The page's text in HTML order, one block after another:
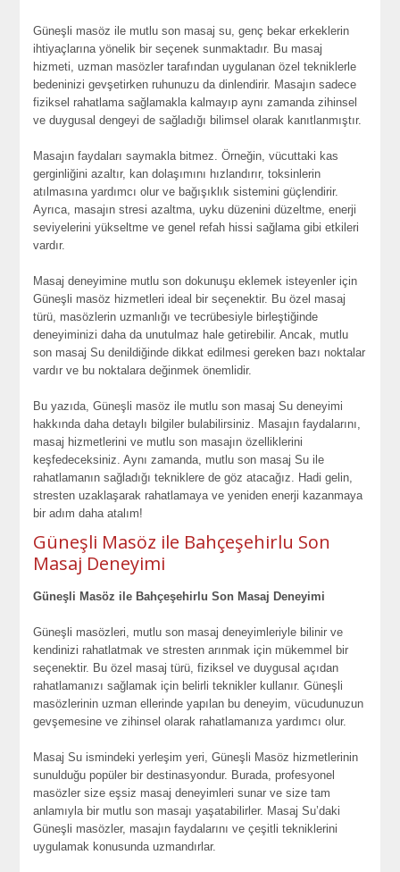
Güneşli masöz ile mutlu son masaj su, genç bekar erkeklerin
ihtiyaçlarına yönelik bir seçenek sunmaktadır. Bu masaj
hizmeti, uzman masözler tarafından uygulanan özel tekniklerle
bedeninizi gevşetirken ruhunuzu da dinlendirir. Masajın sadece
fiziksel rahatlama sağlamakla kalmayıp aynı zamanda zihinsel
ve duygusal dengeyi de sağladığı bilimsel olarak kanıtlanmıştır.
Masajın faydaları saymakla bitmez. Örneğin, vücuttaki kas
gerginliğini azaltır, kan dolaşımını hızlandırır, toksinlerin
atılmasına yardımcı olur ve bağışıklık sistemini güçlendirir.
Ayrıca, masajın stresi azaltma, uyku düzenini düzeltme, enerji
seviyelerini yükseltme ve genel refah hissi sağlama gibi etkileri
vardır.
Masaj deneyimine mutlu son dokunuşu eklemek isteyenler için
Güneşli masöz hizmetleri ideal bir seçenektir. Bu özel masaj
türü, masözlerin uzmanlığı ve tecrübesiyle birleştiğinde
deneyiminizi daha da unutulmaz hale getirebilir. Ancak, mutlu
son masaj Su denildiğinde dikkat edilmesi gereken bazı noktalar
vardır ve bu noktalara değinmek önemlidir.
Bu yazıda, Güneşli masöz ile mutlu son masaj Su deneyimi
hakkında daha detaylı bilgiler bulabilirsiniz. Masajın faydalarını,
masaj hizmetlerini ve mutlu son masajın özelliklerini
keşfedeceksiniz. Aynı zamanda, mutlu son masaj Su ile
rahatlamanın sağladığı tekniklere de göz atacağız. Hadi gelin,
stresten uzaklaşarak rahatlamaya ve yeniden enerji kazanmaya
bir adım daha atalım!
Güneşli Masöz ile Bahçeşehirlu Son
Masaj Deneyimi
Güneşli Masöz ile Bahçeşehirlu Son Masaj Deneyimi
Güneşli masözleri, mutlu son masaj deneyimleriyle bilinir ve
kendinizi rahatlatmak ve stresten arınmak için mükemmel bir
seçenektir. Bu özel masaj türü, fiziksel ve duygusal açıdan
rahatlamanızı sağlamak için belirli teknikler kullanır. Güneşli
masözlerinin uzman ellerinde yapılan bu deneyim, vücudunuzun
gevşemesine ve zihinsel olarak rahatlamanıza yardımcı olur.
Masaj Su ismindeki yerleşim yeri, Güneşli Masöz hizmetlerinin
sunulduğu popüler bir destinasyondur. Burada, profesyonel
masözler size eşsiz masaj deneyimleri sunar ve size tam
anlamıyla bir mutlu son masajı yaşatabilirler. Masaj Su’daki
Güneşli masözler, masajın faydalarını ve çeşitli tekniklerini
uygulamak konusunda uzmandırlar.